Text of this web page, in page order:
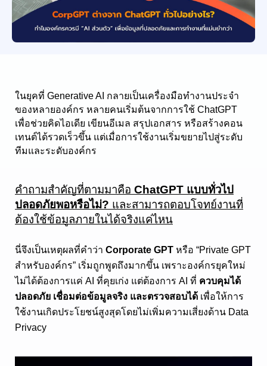
ในยุคที่ Generative AI กลายเป็นเครื่องมือทำงานประจำ
ของหลายองค์กร หลายคนเริ่มต้นจากการใช้ ChatGPT
เพื่อช่วยคิดไอเดีย เขียนอีเมล สรุปเอกสาร หรือสร้างคอน
เทนต์ได้รวดเร็วขึ้น แต่เมื่อการใช้งานเริ่มขยายไปสู่ระดับ
ทีมและระดับองค์กร
คำถามสำคัญที่ตามมาคือ ChatGPT แบบทั่วไป
ปลอดภัยพอหรือไม่? และสามารถตอบโจทย์งานที่
ต้องใช้ข้อมูลภายในได้จริงแค่ไหน
นี่จึงเป็นเหตุผลที่คำว่า Corporate GPT หรือ “Private GPT
สำหรับองค์กร” เริ่มถูกพูดถึงมากขึ้น เพราะองค์กรยุคใหม่
ไม่ได้ต้องการแค่ AI ที่คุยเก่ง แต่ต้องการ AI ที่ ควบคุมได้
ปลอดภัย เชื่อมต่อข้อมูลจริง และตรวจสอบได้ เพื่อให้การ
ใช้งานเกิดประโยชน์สูงสุดโดยไม่เพิ่มความเสี่ยงด้าน Data
Privacy